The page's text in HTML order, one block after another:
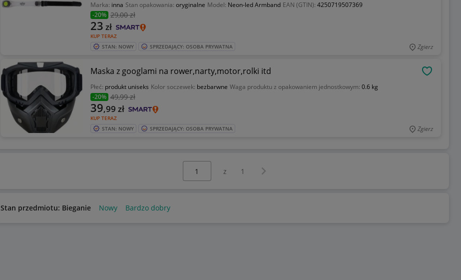
Marka: inna Stan opakowania: oryginalne Model: Neon-led Armband EAN (GTIN): 4250719507369
-20% 29,00 zł
KUP TERAZ
23 zł
STAN: NOWY SPRZEDAJĄCY: OSOBA PRYWATNA Zgierz
Maska z googlami na rower,narty,motor,rolki itd
Płeć: produkt uniseks Kolor soczewek: bezbarwne Waga produktu z opakowaniem jednostkowym: 0.6 kg
-20% 49,99 zł
KUP TERAZ
39,99 zł
STAN: NOWY SPRZEDAJĄCY: OSOBA PRYWATNA Zgierz
z 1 Następna strona
Stan przedmiotu: Bieganie Nowy Bardzo dobry